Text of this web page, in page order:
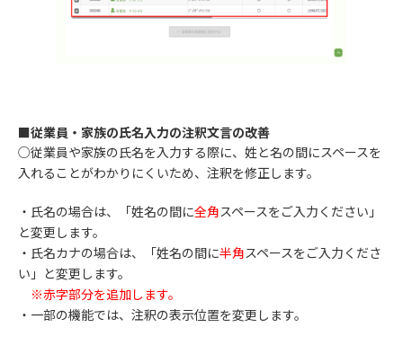
■従業員・家族の氏名入力の注釈文言の改善
○従業員や家族の氏名を入力する際に、姓と名の間にスペースを
入れることがわかりにくいため、注釈を修正します。
・氏名の場合は、「姓名の間に全角スペースをご入力ください」
と変更します。
・氏名カナの場合は、「姓名の間に半角スペースをご入力くださ
い」と変更します。
※赤字部分を追加します。
・一部の機能では、注釈の表示位置を変更します。